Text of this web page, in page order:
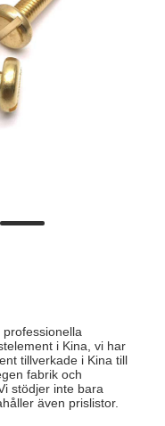
i Kina, vi har
tillverkade i Kina till
fabrik och
stödjer inte bara
även prislistor.